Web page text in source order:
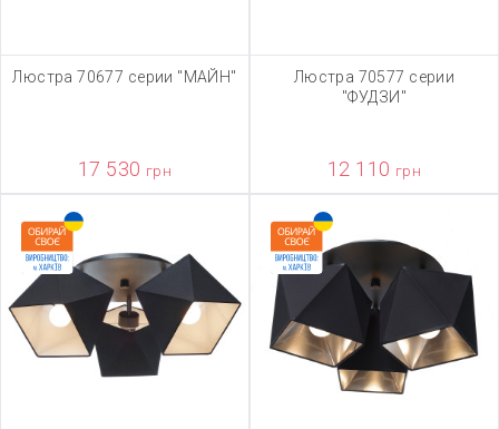
Люстра 70677 серии "МАЙН"
17 530 грн
Люстра 70577 серии
"ФУДЗИ"
12 110 грн